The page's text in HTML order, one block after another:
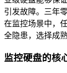
引发故障。三年
在监控场景中，
全隐患，选择成
监控硬盘的核